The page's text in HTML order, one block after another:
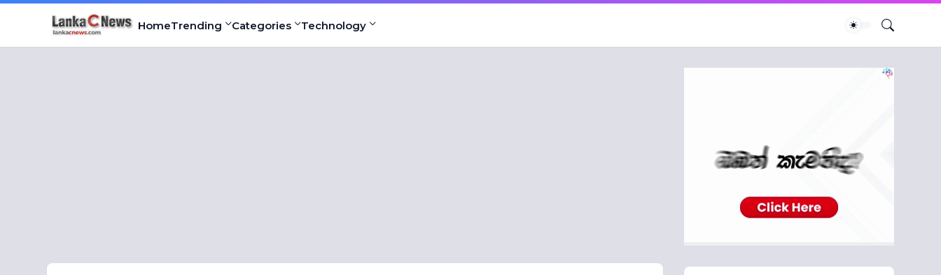
HomeTrending Categories Technology